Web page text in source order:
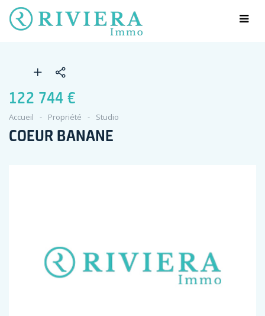
122 744 €
Accueil Propriété Studio
COEUR BANANE